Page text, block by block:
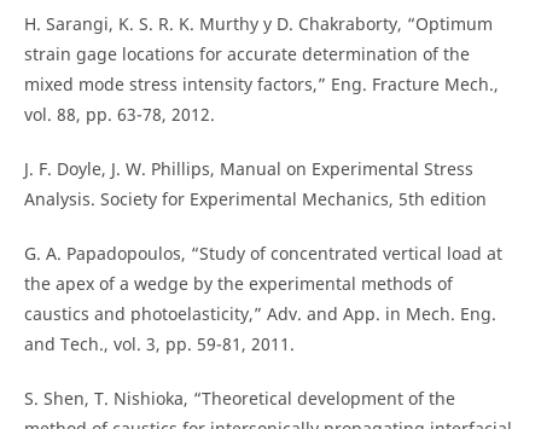
H. Sarangi, K. S. R. K. Murthy y D. Chakraborty, “Optimum
strain gage locations for accurate determination of the
mixed mode stress intensity factors,” Eng. Fracture Mech.,
vol. 88, pp. 63-78, 2012.
J. F. Doyle, J. W. Phillips, Manual on Experimental Stress
Analysis. Society for Experimental Mechanics, 5th edition
G. A. Papadopoulos, “Study of concentrated vertical load at
the apex of a wedge by the experimental methods of
caustics and photoelasticity,” Adv. and App. in Mech. Eng.
and Tech., vol. 3, pp. 59-81, 2011.
S. Shen, T. Nishioka, “Theoretical development of the